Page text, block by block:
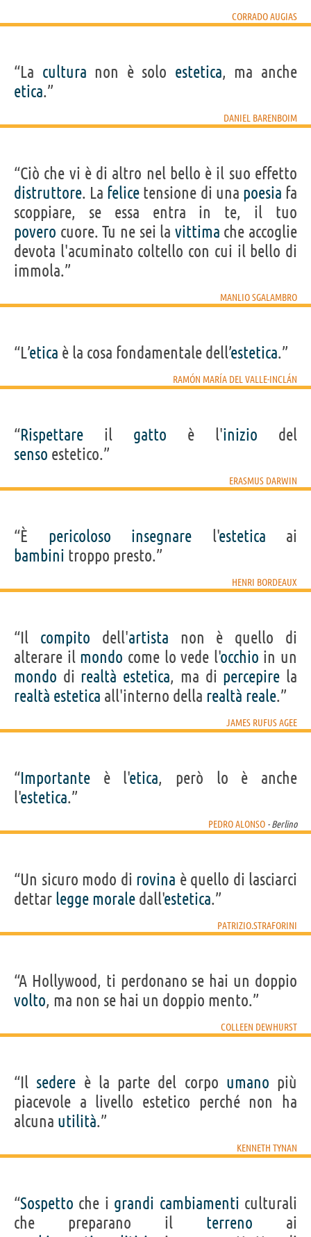
CORRADO AUGIAS
“La cultura non è solo estetica, ma anche
etica.”
DANIEL BARENBOIM
“Ciò che vi è di altro nel bello è il suo effetto
distruttore. La felice tensione di una poesia fa
scoppiare, se essa entra in te, il tuo
povero cuore. Tu ne sei la vittima che accoglie
devota l'acuminato coltello con cui il bello di
immola.”
MANLIO SGALAMBRO
“L’etica è la cosa fondamentale dell’estetica.”
RAMÓN MARÍA DEL VALLE-INCLÁN
“Rispettare il gatto è l'inizio del
senso estetico.”
ERASMUS DARWIN
“È pericoloso insegnare l'estetica ai
bambini troppo presto.”
HENRI BORDEAUX
“Il compito dell'artista non è quello di
alterare il mondo come lo vede l'occhio in un
mondo di realtà estetica, ma di percepire la
realtà estetica all'interno della realtà reale.”
JAMES RUFUS AGEE
“Importante è l'etica, però lo è anche
l'estetica.”
PEDRO ALONSO - Berlino
“Un sicuro modo di rovina è quello di lasciarci
dettar legge morale dall'estetica.”
PATRIZIO.STRAFORINI
“A Hollywood, ti perdonano se hai un doppio
volto, ma non se hai un doppio mento.”
COLLEEN DEWHURST
“Il sedere è la parte del corpo umano più
piacevole a livello estetico perché non ha
alcuna utilità.”
KENNETH TYNAN
“Sospetto che i grandi cambiamenti culturali
che preparano il terreno ai